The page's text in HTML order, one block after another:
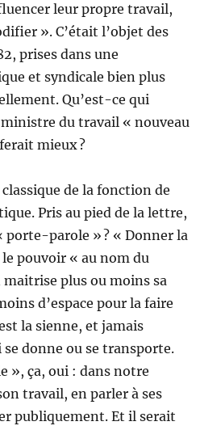
leur propre travail,
». C’était l’objet des
prises dans une
et syndicale bien plus
Qu’est-ce qui
du travail « nouveau
mieux ?
de la fonction de
Pris au pied de la lettre,
porte-parole » ? « Donner la
le pouvoir « au nom du
maitrise plus ou moins sa
d’espace pour la faire
la sienne, et jamais
se donne ou se transporte.
», ça, oui : dans notre
travail, en parler à ses
publiquement. Et il serait